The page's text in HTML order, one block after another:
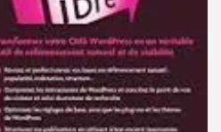
VISIBILITÉ
EN
LIGNE